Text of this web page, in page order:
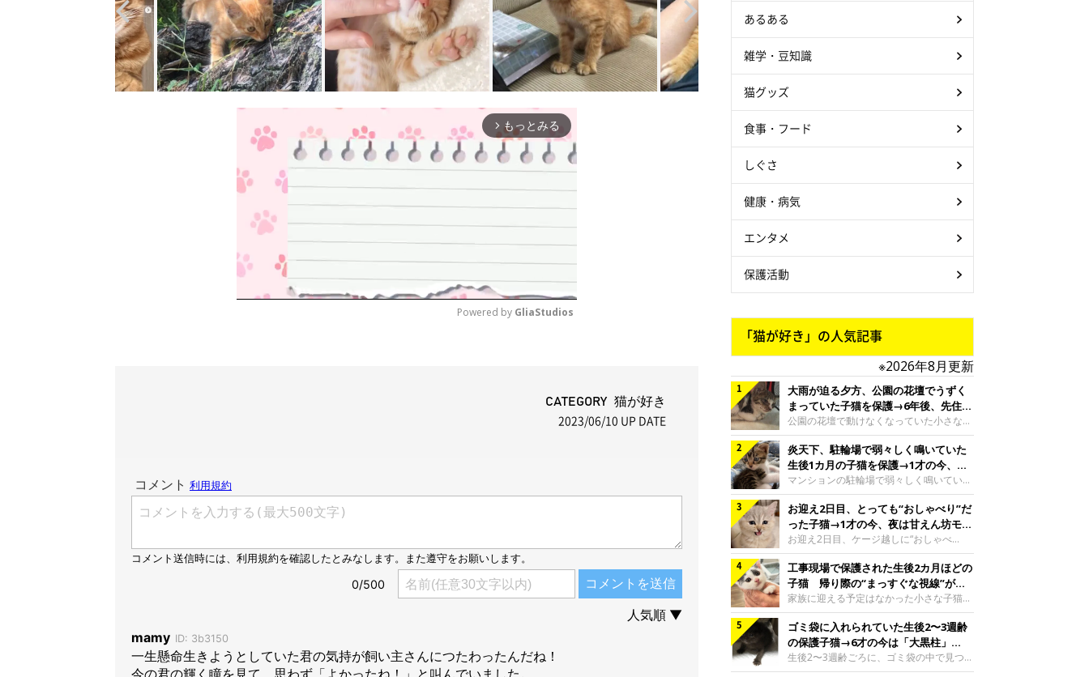
arrow_forward_ios もっとみる
Powered by GliaStudios
CATEGORY 猫が好き
2023/06/10 UP DATE
あるある
雑学・豆知識
猫グッズ
食事・フード
しぐさ
健康・病気
エンタメ
保護活動
「猫が好き」の人気記事
※2026年8月更新
大雨が迫る夕方、公園の花壇でうずく
まっていた子猫を保護→6年後、先住猫
と“姉妹”のような関係に
公園の花壇で動けなくなっていた小さな子
猫。家族に迎えられてから6年、先住猫と
の間には深い絆が育まれていました。保護
当時のティダちゃん。
@muumuu62197189紹介するのは、
X（旧Twitter）ユーザー
@muumuu62197189さんの愛猫・ティダ
ちゃん（取材時6才）の成長記録です。こ
ちらは、生後3カ月ごろのティダちゃん。
飼い主さんが出会ったのは、夜から大雨に
なると予報されていた日の夕方でした。花
壇で動けずにいた子猫保護したばかりのテ
ィダちゃん。@muumuu62197189飼い主
さんは、公園の
炎天下、駐輪場で弱々しく鳴いていた
生後1カ月の子猫を保護→1才の今、筋
肉質でツンデレなコに成長
マンションの駐輪場で弱々しく鳴いてい
た、生後1カ月ほどの子猫。家族に迎えら
れてから1年、体も行動も大きく成長しま
した。炎天下の駐輪場で鳴いていた小さな
子猫保護当時のモモちゃん。@Kingponzu
紹介するのは、X（旧Twitter）ユーザー
@Kingponzuさんの愛猫・モモちゃん（取
材時1才）の成長記録です。こちらは、モ
モちゃんが生後1カ月ごろに撮影された一
枚。飼い主さんの自宅マンションの駐輪場
で鳴いていたところを保護された当時の姿
です。子猫時代のモモちゃん。
@Kingponzuその日は気温が35℃を
お迎え2日目、とっても“おしゃべり”だ
った子猫→1才の今、夜は甘えん坊モー
ドになるコに成長！
お迎え2日目、ケージ越しに“おしゃべ
り”する姿を見せていた子猫。1才になった
今も見せる愛らしい姿にキュンとします。
お迎え2日目、ケージ越しに何かを伝える
ももちゃん“おしゃべり”なももちゃん。
@poocoonyan紹介するのは、Instagram
ユーザー@poocoonyanさんの愛猫・もも
ちゃん（取材時1才／マンチカン）です。
こちらの動画は、ももちゃんが生後2カ月
を過ぎたころ、お迎え2日目に撮影された
工事現場で保護された生後2カ月ほどの
子猫 帰り際の“まっすぐな視線”が忘
れられず、家族の一員に
家族に迎える予定はなかった小さな子猫。
帰り際に見せた姿が、飼い主さんの心に残
りました。保護当時の夏目ちゃん。
@shibainu_rintaro紹介するのは、
Instagramユーザー@shibainu_rintaroさ
んの愛猫・夏目（なつめ）ちゃん（取材時
ゴミ袋に入れられていた生後2〜3週齢
の保護子猫→6才の今は「大黒柱」
に！ 美しい黒猫に成長した姿にグッ
とくる
生後2〜3週齢ごろに、ゴミ袋の中で見つか
った小さな命。ミルクから育てられたその